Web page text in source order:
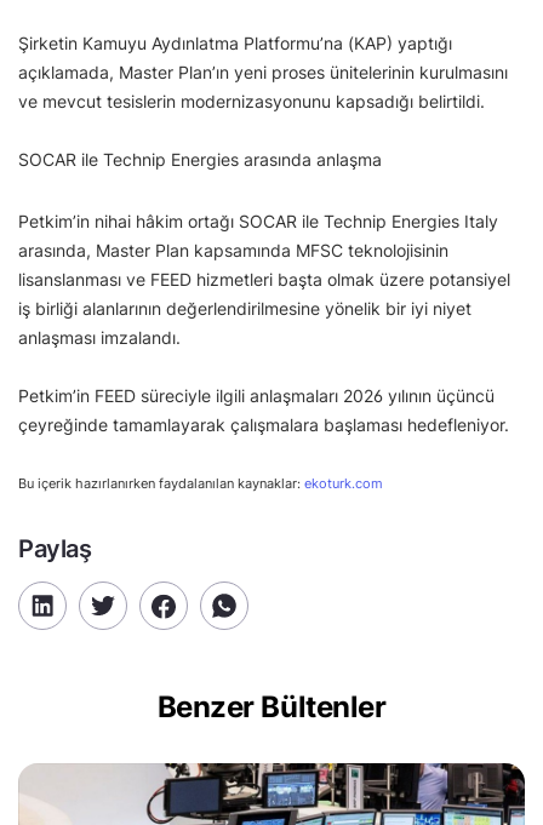
Şirketin Kamuyu Aydınlatma Platformu’na (KAP) yaptığı
açıklamada, Master Plan’ın yeni proses ünitelerinin kurulmasını
ve mevcut tesislerin modernizasyonunu kapsadığı belirtildi.
SOCAR ile Technip Energies arasında anlaşma
Petkim’in nihai hâkim ortağı SOCAR ile Technip Energies Italy
arasında, Master Plan kapsamında MFSC teknolojisinin
lisanslanması ve FEED hizmetleri başta olmak üzere potansiyel
iş birliği alanlarının değerlendirilmesine yönelik bir iyi niyet
anlaşması imzalandı.
Petkim’in FEED süreciyle ilgili anlaşmaları 2026 yılının üçüncü
çeyreğinde tamamlayarak çalışmalara başlaması hedefleniyor.
Bu içerik hazırlanırken faydalanılan kaynaklar: ekoturk.com
Paylaş
Benzer Bültenler